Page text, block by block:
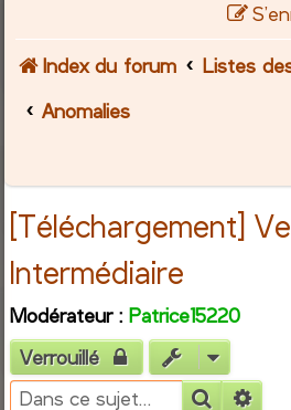
Index du forum
Listes
Anomalies
[Téléchargement]
Intermédiaire
Modérateur : Patrice15220
Verrouillé